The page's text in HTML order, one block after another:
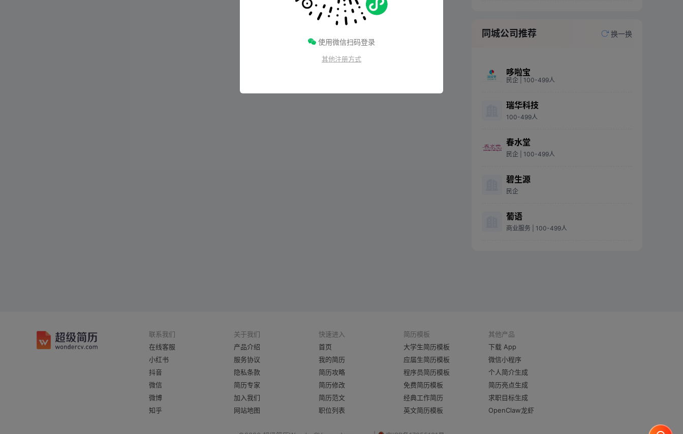
同城公司推荐 换一换
哆啦宝
民企 | 100-499人
瑞华科技
100-499人
春水堂
民企 | 100-499人
碧生源
民企
葡语
商业服务 | 100-499人
使用微信扫码登录
其他注册方式
联系我们
在线客服
小红书
抖音
微信
微博
知乎
关于我们
产品介绍
服务协议
隐私条款
简历专家
加入我们
网站地图
快速进入
首页
我的简历
简历攻略
简历修改
简历范文
职位列表
简历模板
大学生简历模板
应届生简历模板
程序员简历模板
免费简历模板
经典工作简历
英文简历模板
其他产品
下载 App
微信小程序
个人简介生成
简历亮点生成
求职目标生成
OpenClaw龙虾